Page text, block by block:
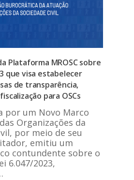
Plataforma MROSC sobre
que visa estabelecer
de transparência,
para OSCs
por um Novo Marco
Organizações da
por meio de seu
emitiu um
contundente sobre o
6.047/2023,